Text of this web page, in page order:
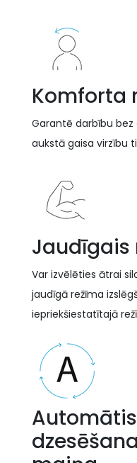
Komforta
Garantē darbību
aukstā gaisa virzību
Jaudīgais
Var izvēlēties ātrai
jaudīgā režīma
iepriekšiestatītajā